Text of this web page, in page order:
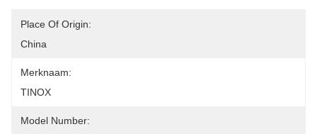
Place Of Origin:
China
Merknaam:
TINOX
Model Number: